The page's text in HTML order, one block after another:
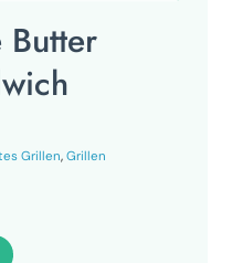
Butter
Grillen,Grillen